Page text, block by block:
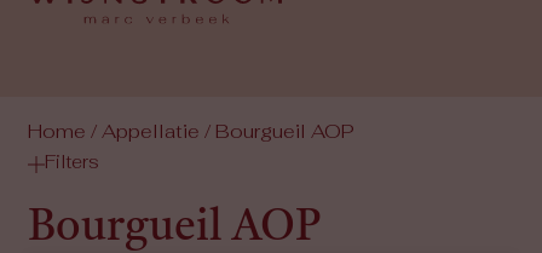
Home / Appellatie / Bourgueil AOP
Filters
Bourgueil AOP